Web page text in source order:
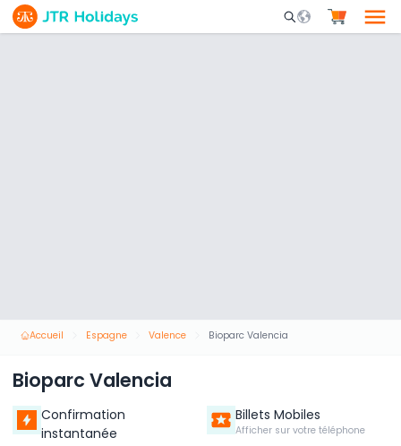
Mobile Search
Accueil Espagne Valence Bioparc Valencia
Bioparc Valencia
Confirmation
instantanée
Billets Mobiles
Afficher sur votre téléphone